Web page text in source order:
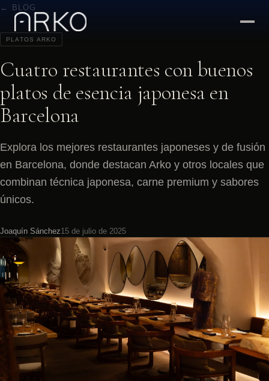
← BLOG
PLATOS ARKO
Cuatro restaurantes con buenos
platos de esencia japonesa en
Barcelona
Explora los mejores restaurantes japoneses y de fusión
en Barcelona, donde destacan Arko y otros locales que
combinan técnica japonesa, carne premium y sabores
únicos.
Joaquín Sánchez15 de julio de 2025